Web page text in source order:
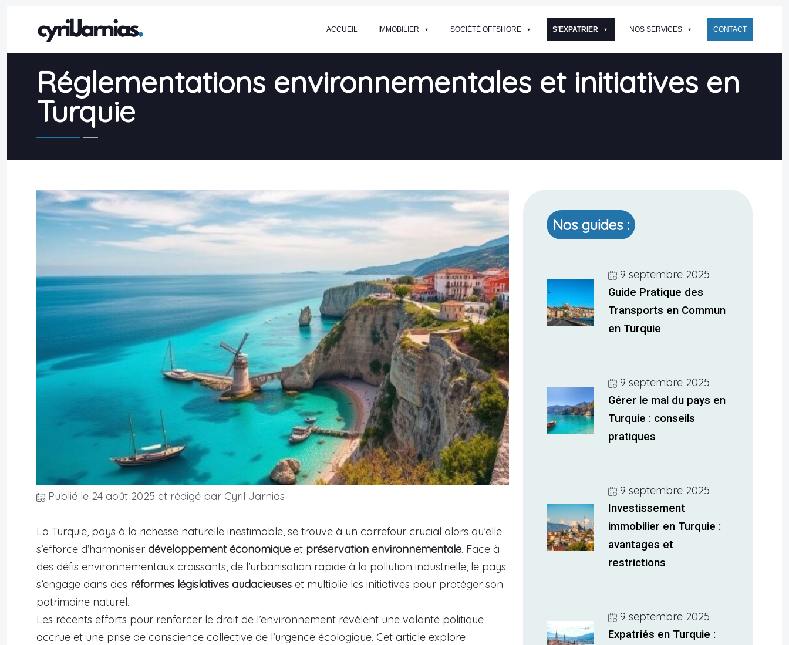
ACCUEIL IMMOBILIER SOCIÉTÉ OFFSHORE S’EXPATRIER NOS SERVICES CONTACT
Réglementations environnementales et initiatives en
Turquie
Publié le 24 août 2025 et rédigé par Cyril Jarnias
La Turquie, pays à la richesse naturelle inestimable, se trouve à un carrefour crucial alors qu’elle
s’efforce d’harmoniser développement économique et préservation environnementale. Face à
des défis environnementaux croissants, de l’urbanisation rapide à la pollution industrielle, le pays
s’engage dans des réformes législatives audacieuses et multiplie les initiatives pour protéger son
patrimoine naturel.
Les récents efforts pour renforcer le droit de l’environnement révèlent une volonté politique
accrue et une prise de conscience collective de l’urgence écologique. Cet article explore
Nos guides :
9 septembre 2025
Guide Pratique des
Transports en Commun
en Turquie
9 septembre 2025
Gérer le mal du pays en
Turquie : conseils
pratiques
9 septembre 2025
Investissement
immobilier en Turquie :
avantages et
restrictions
9 septembre 2025
Expatriés en Turquie :